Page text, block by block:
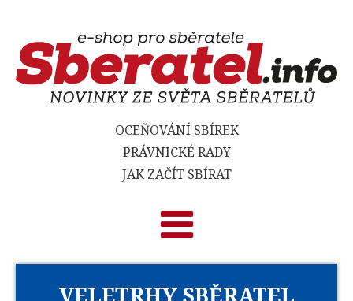
OCEŇOVÁNÍ SBÍREK
PRÁVNICKÉ RADY
JAK ZAČÍT SBÍRAT